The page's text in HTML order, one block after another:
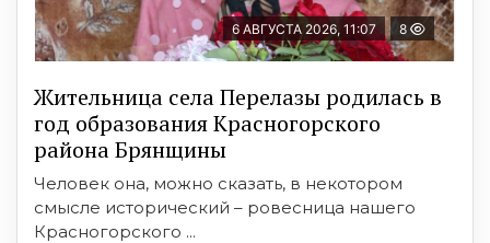
6 АВГУСТА 2026, 11:07 8
Жительница села Перелазы родилась в
год образования Красногорского
района Брянщины
Человек она, можно сказать, в некотором
смысле исторический – ровесница нашего
Красногорского ...